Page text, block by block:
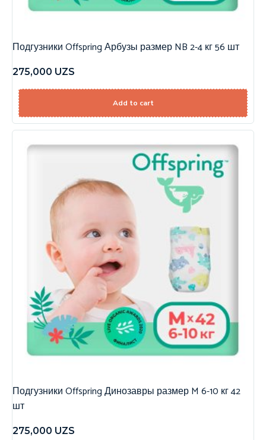
Подгузники Offspring Арбузы размер NB 2-4 кг 56 шт
275,000 UZS
Add to cart
Подгузники Offspring Динозавры размер M 6-10 кг 42
шт
275,000 UZS